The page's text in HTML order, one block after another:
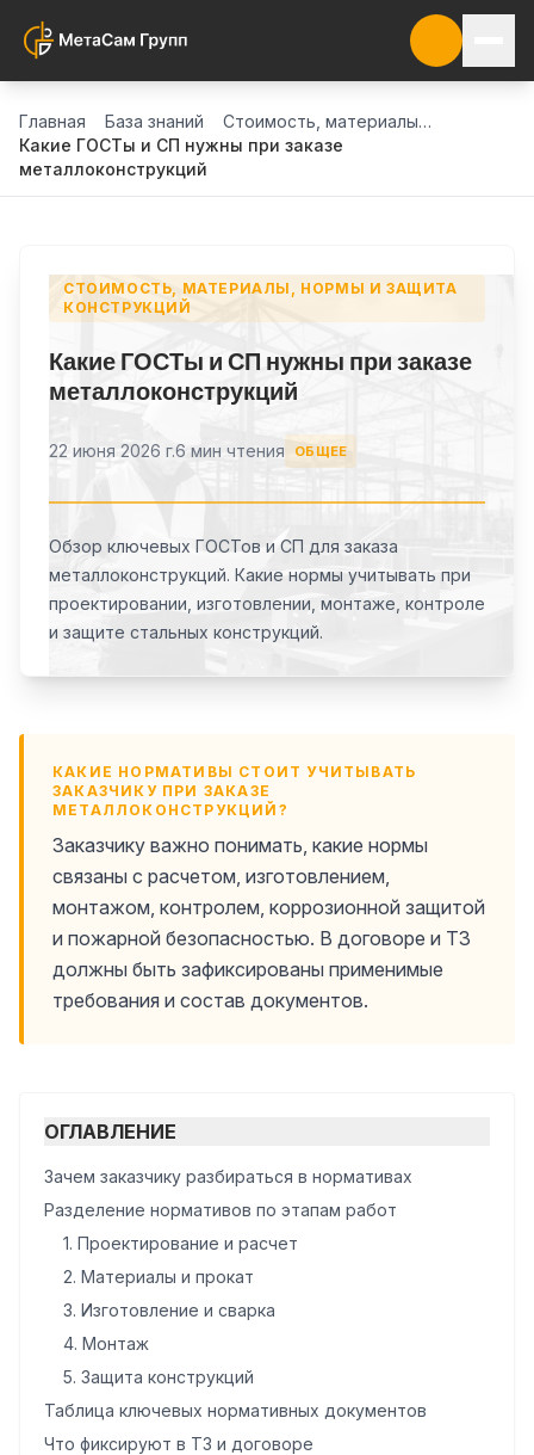
Главная База знаний
Стоимость, материалы, нормы и защита конструкций
Какие ГОСТы и СП нужны при заказе
металлоконструкций
СТОИМОСТЬ, МАТЕРИАЛЫ, НОРМЫ И ЗАЩИТА
КОНСТРУКЦИЙ
Какие ГОСТы и СП нужны при заказе
металлоконструкций
22 июня 2026 г.6 мин чтения ОБЩЕЕ
Обзор ключевых ГОСТов и СП для заказа
металлоконструкций. Какие нормы учитывать при
проектировании, изготовлении, монтаже, контроле
и защите стальных конструкций.
КАКИЕ НОРМАТИВЫ СТОИТ УЧИТЫВАТЬ
ЗАКАЗЧИКУ ПРИ ЗАКАЗЕ
МЕТАЛЛОКОНСТРУКЦИЙ?
Заказчику важно понимать, какие нормы
связаны с расчетом, изготовлением,
монтажом, контролем, коррозионной защитой
и пожарной безопасностью. В договоре и ТЗ
должны быть зафиксированы применимые
требования и состав документов.
ОГЛАВЛЕНИЕ
Зачем заказчику разбираться в нормативах
Разделение нормативов по этапам работ
1. Проектирование и расчет
2. Материалы и прокат
3. Изготовление и сварка
4. Монтаж
5. Защита конструкций
Таблица ключевых нормативных документов
Что фиксируют в ТЗ и договоре